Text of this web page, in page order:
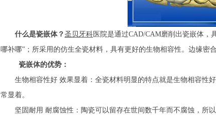
什么是瓷嵌体？ 圣贝牙科医院是通过CAD/CAM磨削出瓷嵌体，
哪补哪”；所采用的仿生全瓷材料，具有更好的生物相容性。边缘密
瓷嵌体的优势：
生物相容性好 效果显着：全瓷材料明显的特点就是生物相容性
常显着。
坚固耐用 耐腐蚀性：陶瓷可以留存在世间数千年而不腐蚀，所以